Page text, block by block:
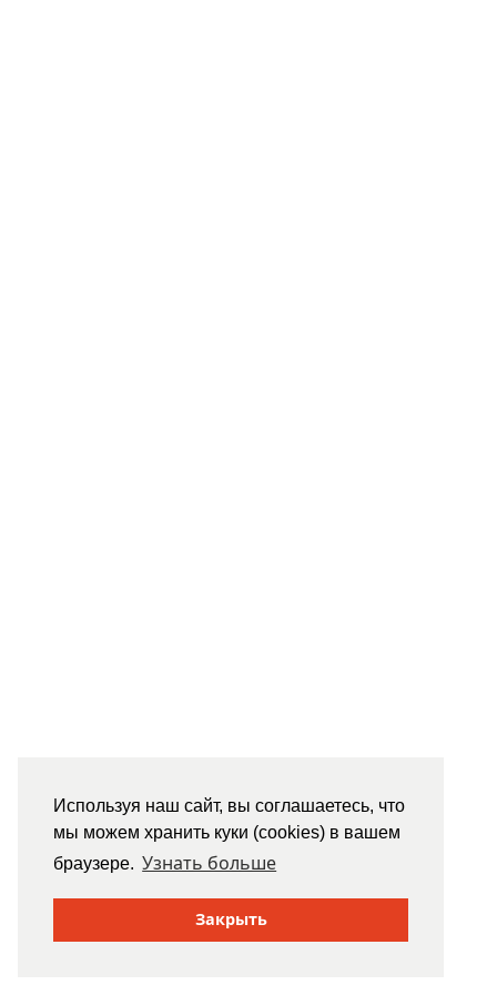
Используя наш сайт, вы соглашаетесь, что
мы можем хранить куки (cookies) в вашем
браузере. Узнать больше
Закрыть